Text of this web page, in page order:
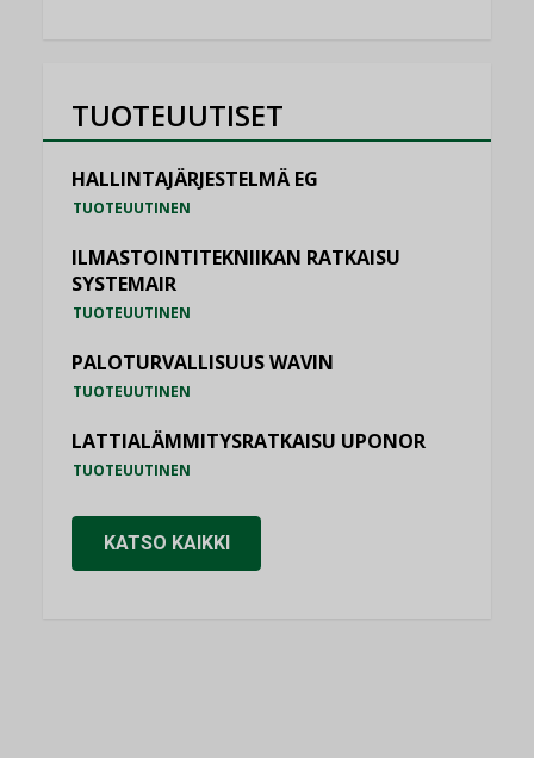
TUOTEUUTISET
HALLINTAJÄRJESTELMÄ EG
TUOTEUUTINEN
ILMASTOINTITEKNIIKAN RATKAISU
SYSTEMAIR
TUOTEUUTINEN
PALOTURVALLISUUS WAVIN
TUOTEUUTINEN
LATTIALÄMMITYSRATKAISU UPONOR
TUOTEUUTINEN
KATSO KAIKKI